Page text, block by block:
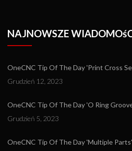
NAJNOWSZE
OneCNC Tip Of The Day 'Print Cross
Grudzień 12, 2023
OneCNC Tip Of The Day 'O Ring
Grudzień 5, 2023
OneCNC Tip Of The Day 'Multiple Parts'